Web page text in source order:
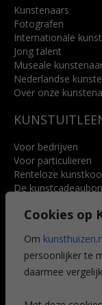
Cookies op
Om
persoonlijker te
daarmee
Kunstenaars
Fotografen
Internationale
Jong talent
Museale
Nederlandse
Over onze
Voor bedrijven
Voor particulieren
Renteloze
De kunstcadeaubon
Voordelen
Veelgestelde vragen
CONTACT